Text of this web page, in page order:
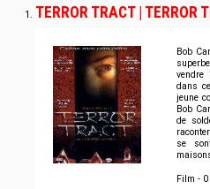
TERROR TRACT | TERROR
Bob
vendre
dans
jeune
Bob
de
se
Film -